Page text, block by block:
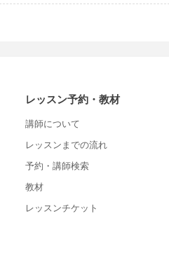
レッスン予約・教材
講師について
レッスンまでの流れ
予約・講師検索
教材
レッスンチケット